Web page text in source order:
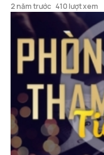
2 năm trước 410 lượt xem